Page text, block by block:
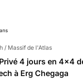
/ Massif de l'Atlas
4 jours en 4x4
à Erg Chegaga